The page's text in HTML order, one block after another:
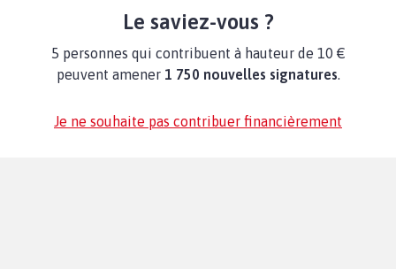
Le saviez-vous ?
5 personnes qui contribuent à hauteur de 10 €
peuvent amener 1 750 nouvelles signatures.
Je ne souhaite pas contribuer financièrement